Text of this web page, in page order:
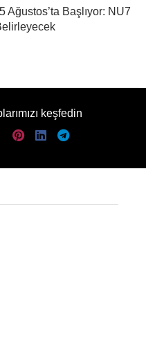
Ağustos’ta Başlıyor: NU7
keşfedin